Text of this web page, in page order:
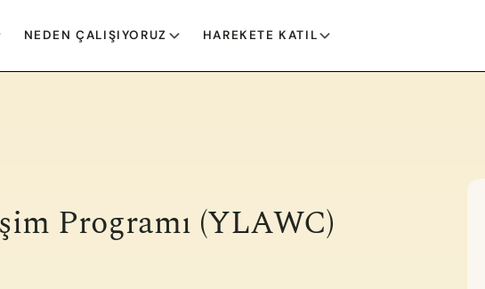
NEDEN ÇALIŞIYORUZ HAREKETE KATIL
Programı (YLAWC)